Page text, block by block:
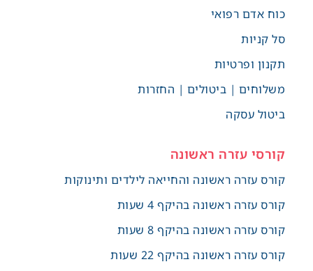
כוח אדם רפואי
סל קניות
תקנון ופרטיות
משלוחים | ביטולים | החזרות
ביטול עסקה
קורסי עזרה ראשונה
קורס עזרה ראשונה והחייאה לילדים ותינוקות
קורס עזרה ראשונה בהיקף 4 שעות
קורס עזרה ראשונה בהיקף 8 שעות
קורס עזרה ראשונה בהיקף 22 שעות